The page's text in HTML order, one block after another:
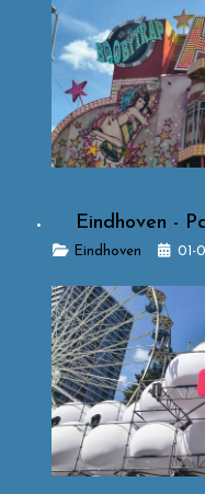
Eindhoven -
DetailsEindhoven 01-